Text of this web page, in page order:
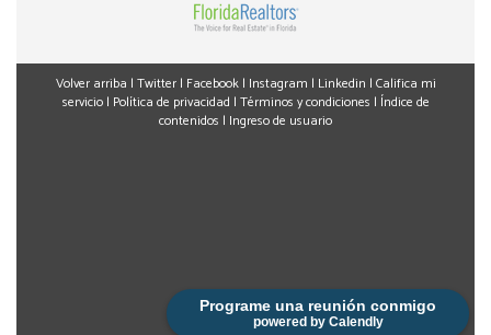
Programe una reunión conmigo
powered by Calendly
Volver arriba | Twitter| Facebook| Instagram | Linkedin | Califica mi
servicio| Política de privacidad | Términos y condiciones | Índice de
contenidos | Ingreso de usuario